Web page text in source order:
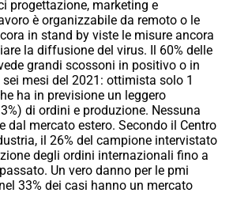
progettazione, marketing e
è organizzabile da remoto o le
in stand by viste le misure ancora
la diffusione del virus. Il 60% delle
grandi scossoni in positivo o in
mesi del 2021: ottimista solo 1
ha in previsione un leggero
di ordini e produzione. Nessuna
dal mercato estero. Secondo il Centro
il 26% del campione intervistato
degli ordini internazionali fino a
Un vero danno per le pmi
33% dei casi hanno un mercato